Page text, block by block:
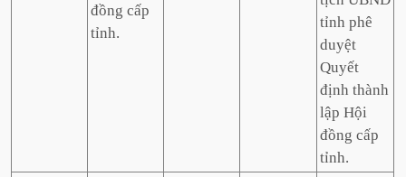
đồng cấp
tỉnh.
tỉnh phê
duyệt
Quyết
định thành
lập Hội
đồng cấp
tỉnh.